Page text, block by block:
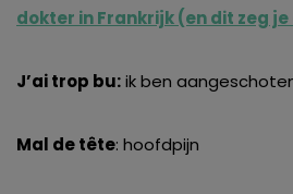
dokter in Frankrijk (en dit zeg
J’ai trop bu:ik ben
Mal de tête: hoofdpijn